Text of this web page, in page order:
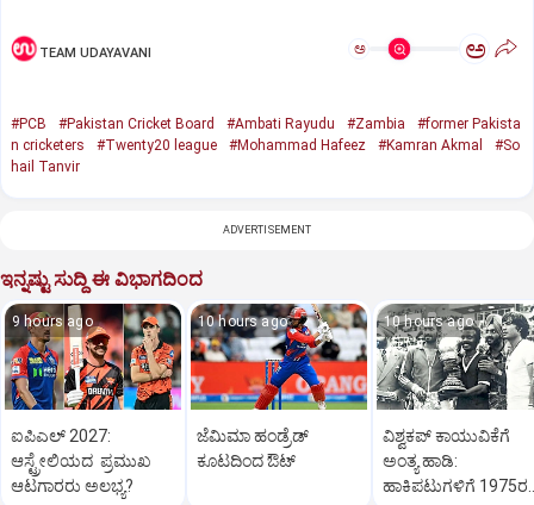
TEAM UDAYAVANI ಅ ಅ
#PCB #Pakistan Cricket Board #Ambati Rayudu #Zambia
#former Pakista
n cricketers
#Twenty20 league #Mohammad Hafeez #Kamran Akmal
#So
hail Tanvir
ADVERTISEMENT
ಇನ್ನಷ್ಟು ಸುದ್ದಿ ಈ ವಿಭಾಗದಿಂದ
9 hours ago
ಐಪಿಎಲ್‌ 2027:
ಆಸ್ಟ್ರೇಲಿಯದ ಪ್ರಮುಖ
ಆಟಗಾರರು ಅಲಭ್ಯ?
10 hours ago
ಜೆಮಿಮಾ ಹಂಡ್ರೆಡ್‌
ಕೂಟದಿಂದ ಔಟ್‌
10 hours ago
ವಿಶ್ವಕಪ್‌ ಕಾಯುವಿಕೆಗೆ
ಅಂತ್ಯ ಹಾಡಿ:
ಹಾಕಿಪಟುಗಳಿಗೆ 1975ರ